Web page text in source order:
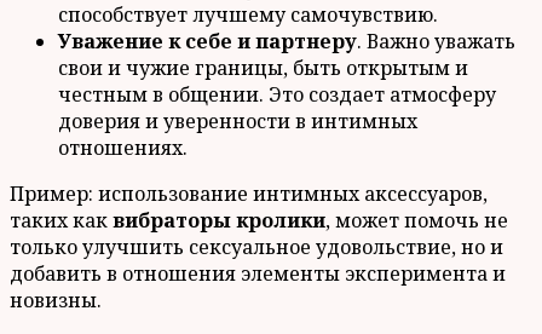
способствует лучшему самочувствию.
Уважение к себе и партнеру. Важно уважать
свои и чужие границы, быть открытым и
честным в общении. Это создает атмосферу
доверия и уверенности в интимных
отношениях.
Пример: использование интимных аксессуаров,
таких каквибраторы кролики, может помочь не
только улучшить сексуальное удовольствие, но и
добавить в отношения элементы эксперимента и
новизны.